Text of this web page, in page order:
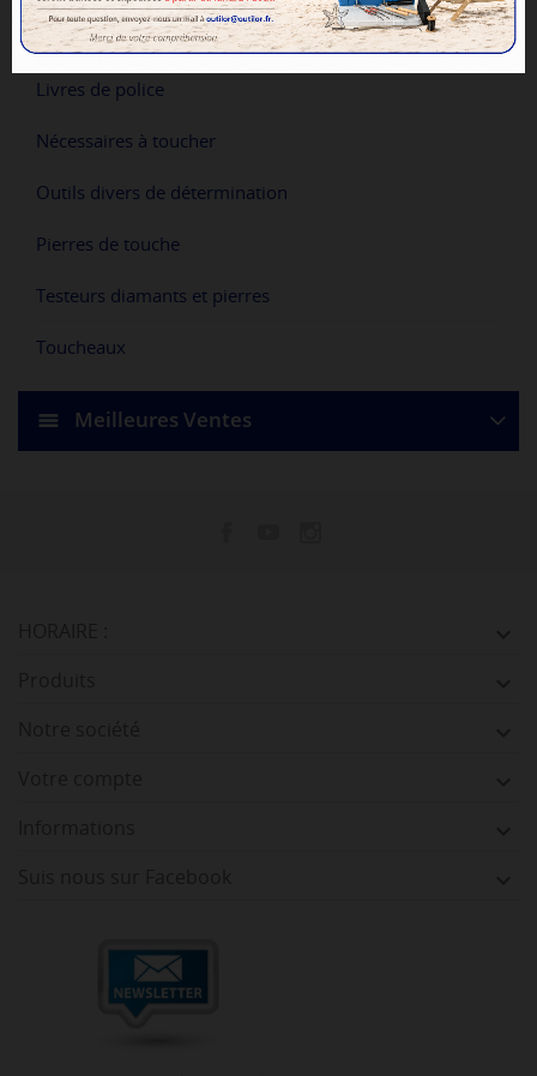
Balances de densité
Livres de police
Nécessaires à toucher
Outils divers de détermination
Pierres de touche
Testeurs diamants et pierres
Toucheaux
Meilleures Ventes